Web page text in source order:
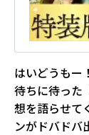
はいどうもー
待ちに待った
想を語らせて
ンがドバドバ